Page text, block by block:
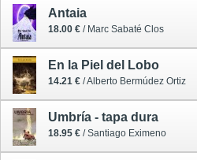
Antaia
18.00 € / Marc Sabaté Clos
En la Piel del Lobo
14.21 € / Alberto Bermúdez Ortiz
Umbría - tapa dura
18.95 € / Santiago Eximeno